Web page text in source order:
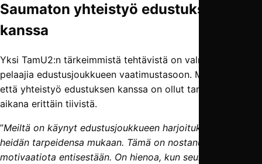
Saumaton yhteistyö edustuksen
kanssa
Yksi TamU2:n tärkeimmistä tehtävistä on valmistaa
pelaajia edustusjoukkueen vaatimustasoon. Malmi kertoo,
että yhteistyö edustuksen kanssa on ollut tammikuun
aikana erittäin tiivistä.
”Meiltä on käynyt edustusjoukkueen harjoituksissa pelaajia
heidän tarpeidensa mukaan. Tämä on nostanut pelaajien
motivaatiota entisestään. On hienoa, kun seurassa nämä